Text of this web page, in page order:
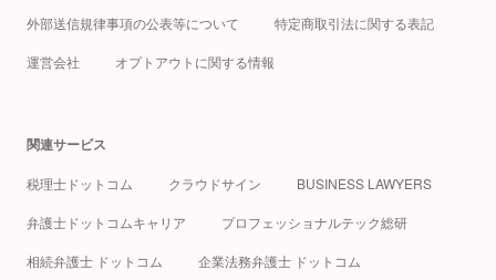
外部送信規律事項の公表等について 特定商取引法に関する表記
運営会社 オプトアウトに関する情報
関連サービス
税理士ドットコム クラウドサイン BUSINESS LAWYERS
弁護士ドットコムキャリア プロフェッショナルテック総研
相続弁護士 ドットコム 企業法務弁護士 ドットコム